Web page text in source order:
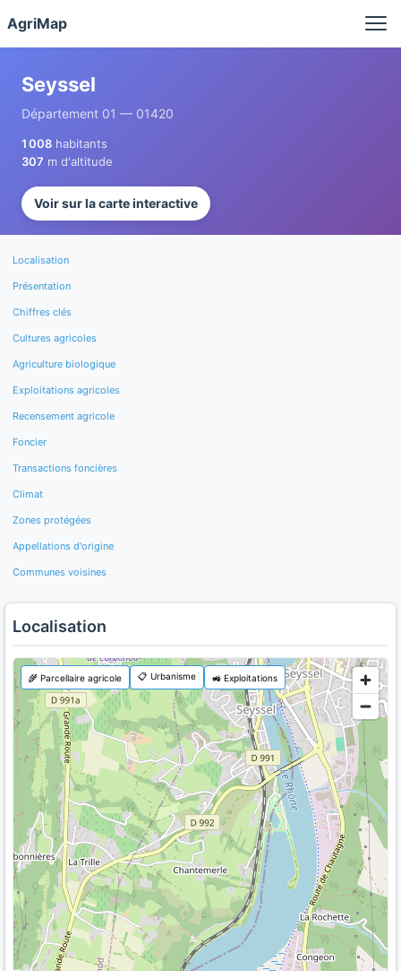
AgriMap
Seyssel
Département 01 — 01420
1 008 habitants
307 m d'altitude
Voir sur la carte interactive
Localisation
Présentation
Chiffres clés
Cultures agricoles
Agriculture biologique
Exploitations agricoles
Recensement agricole
Foncier
Transactions foncières
Climat
Zones protégées
Appellations d'origine
Communes voisines
Localisation
🌾 Parcellaire agricole 📋 Urbanisme 🚜 Exploitations